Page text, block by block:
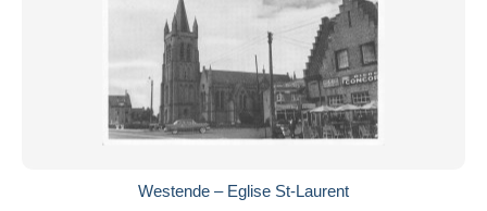
Westende – Eglise St-Laurent